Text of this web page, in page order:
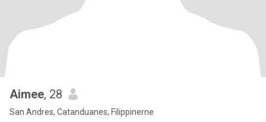
Aimee, 28
San Andres, Catanduanes, Filippinerne